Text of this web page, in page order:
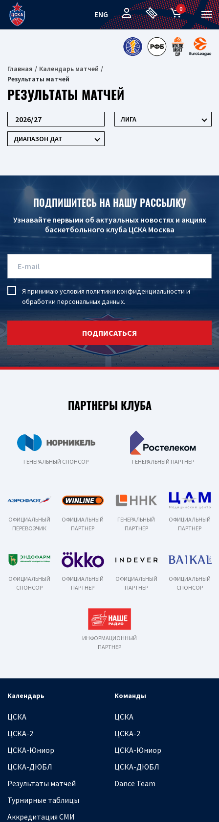
ENG
0
Главная
Календарь матчей
Результаты матчей
РЕЗУЛЬТАТЫ МАТЧЕЙ
ЛИГА
ДИАПАЗОН ДАТ
ПОДПИШИТЕСЬ НА НАШУ РАССЫЛКУ
Узнавайте первыми об актуальных новостях и акциях
баскетбольного клуба ЦСКА Москва
Я принимаю условия политики конфиденциальности и
обработки персональных данных.
ПОДПИСАТЬСЯ
ПАРТНЕРЫ КЛУБА
ГЕНЕРАЛЬНЫЙ СПОНСОР ГЕНЕРАЛЬНЫЙ ПАРТНЕР
ОФИЦИАЛЬНЫЙ
ПЕРЕВОЗЧИК
ОФИЦИАЛЬНЫЙ
ПАРТНЕР
ГЕНЕРАЛЬНЫЙ
ПАРТНЕР
ОФИЦИАЛЬНЫЙ
ПАРТНЕР
ОФИЦИАЛЬНЫЙ
СПОНСОР
ОФИЦИАЛЬНЫЙ
ПАРТНЕР
ОФИЦИАЛЬНЫЙ
ПАРТНЕР
ОФИЦИАЛЬНЫЙ
СПОНСОР
ИНФОРМАЦИОННЫЙ
ПАРТНЕР
Календарь
ЦСКА
ЦСКА-2
ЦСКА-Юниор
ЦСКА-ДЮБЛ
Результаты матчей
Турнирные таблицы
Аккредитация СМИ
Команды
ЦСКА
ЦСКА-2
ЦСКА-Юниор
ЦСКА-ДЮБЛ
Dance Team